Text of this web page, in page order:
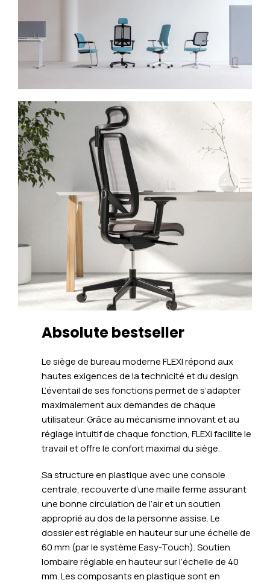
Absolute bestseller
Le siège de bureau moderne FLEXI répond aux
hautes exigences de la technicité et du design.
L’éventail de ses fonctions permet de s’adapter
maximalement aux demandes de chaque
utilisateur. Grâce au mécanisme innovant et au
réglage intuitif de chaque fonction, FLEXi facilite le
travail et offre le confort maximal du siège.
Sa structure en plastique avec une console
centrale, recouverte d’une maille ferme assurant
une bonne circulation de l’air et un soutien
approprié au dos de la personne assise. Le
dossier est réglable en hauteur sur une échelle de
60 mm (par le système Easy-Touch). Soutien
lombaire réglable en hauteur sur l’échelle de 40
mm. Les composants en plastique sont en